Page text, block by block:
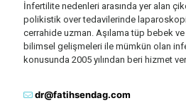
İnfertilite nedenleri arasında yer alan
polikistik over tedavilerinde
cerrahide uzman. Aşılama tüp bebek
bilimsel gelişmeleri ile mümkün olan
konusunda 2005 yılından beri hizmet
dr@fatihsendag.com